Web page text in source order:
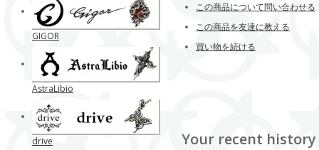
この商品について問い合わせる
この商品を友達に教える
買い物を続ける
Your recent history
GIGOR
AstraLibio
drive